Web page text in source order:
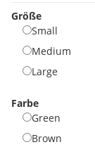
Größe
Small
Medium
Large
Farbe
Green
Brown